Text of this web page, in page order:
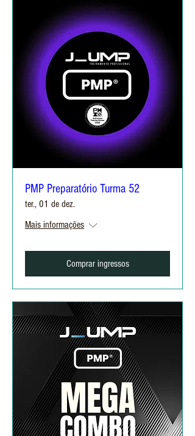
PMP Preparatório Turma 52
ter., 01 de dez.
Mais informações
Comprar ingressos